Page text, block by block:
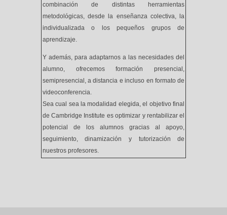
combinación de distintas herramientas
metodológicas, desde la enseñanza colectiva, la
individualizada o los pequeños grupos de
aprendizaje.
Y además, para adaptarnos a las necesidades del
alumno, ofrecemos formación presencial,
semipresencial, a distancia e incluso en formato de
videoconferencia.
Sea cual sea la modalidad elegida, el objetivo final
de Cambridge Institute es optimizar y rentabilizar el
potencial de los alumnos gracias al apoyo,
seguimiento, dinamización y tutorización de
nuestros profesores.